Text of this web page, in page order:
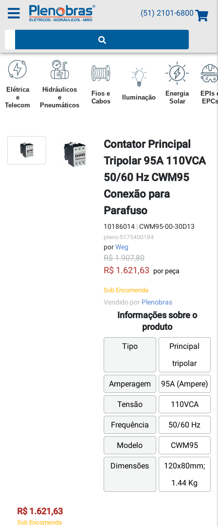
(51) 2101-6800
Elétrica
e
Telecom
Hidráulicos
e
Pneumáticos
Fios e
Cabos
Iluminação
Energia
Solar
EPIs
EPCs
Contator Principal
Tripolar 95A 110VCA
50/60 Hz CWM95
Conexão para
Parafuso
10186014 | CWM95-00-30D13
pleno-5175400184
porWeg
R$ 1.907,80
R$ 1.621,63 por peça
Sob Encomenda
Vendido por Plenobras
Informações sobre o
produto
Tipo
Principal
tripolar
Amperagem 95A (Ampere)
Tensão 110VCA
Frequência 50/60 Hz
Modelo CWM95
Dimensões
120x80mm;
1.44 Kg
R$ 1.621,63
Sob Encomenda